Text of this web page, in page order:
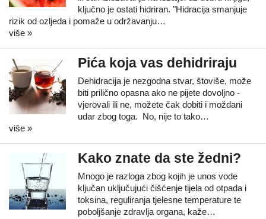
ključno je ostati hidriran. "Hidracija smanjuje
rizik od ozljeda i pomaže u održavanju…
više »
Pića koja vas dehidriraju
Dehidracija je nezgodna stvar, štoviše, može
biti prilično opasna ako ne pijete dovoljno -
vjerovali ili ne, možete čak dobiti i moždani
udar zbog toga. No, nije to tako…
više »
Kako znate da ste žedni?
Mnogo je razloga zbog kojih je unos vode
ključan uključujući čišćenje tijela od otpada i
toksina, reguliranja tjelesne temperature te
poboljšanje zdravlja organa, kaže…